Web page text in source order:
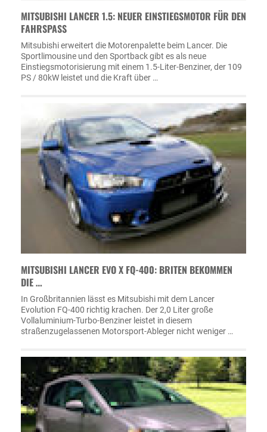
MITSUBISHI LANCER 1.5: NEUER EINSTIEGSMOTOR FÜR DEN
FAHRSPASS
Mitsubishi erweitert die Motorenpalette beim Lancer. Die
Sportlimousine und den Sportback gibt es als neue
Einstiegsmotorisierung mit einem 1.5-Liter-Benziner, der 109
PS / 80kW leistet und die Kraft über …
MITSUBISHI LANCER EVO X FQ-400: BRITEN BEKOMMEN
DIE …
In Großbritannien lässt es Mitsubishi mit dem Lancer
Evolution FQ-400 richtig krachen. Der 2,0 Liter große
Vollaluminium-Turbo-Benziner leistet in diesem
straßenzugelassenen Motorsport-Ableger nicht weniger …